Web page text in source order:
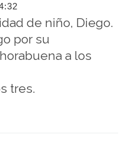
de niño, Diego.
por su
a los
tres.